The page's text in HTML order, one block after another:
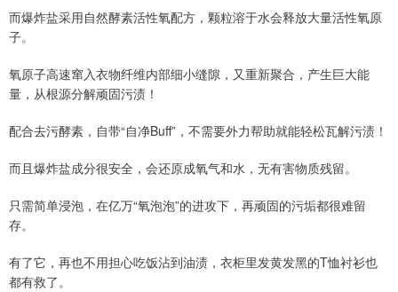
而爆炸盐采用自然酵素活性氧配方，颗粒溶于水会释放大量活性氧原
子。
氧原子高速窜入衣物纤维内部细小缝隙，又重新聚合，产生巨大能
量，从根源分解顽固污渍！
配合去污酵素，自带“自净Buff”，不需要外力帮助就能轻松瓦解污渍！
而且爆炸盐成分很安全，会还原成氧气和水，无有害物质残留。
只需简单浸泡，在亿万“氧泡泡”的进攻下，再顽固的污垢都很难留
存。
有了它，再也不用担心吃饭沾到油渍，衣柜里发黄发黑的T恤衬衫也
都有救了。